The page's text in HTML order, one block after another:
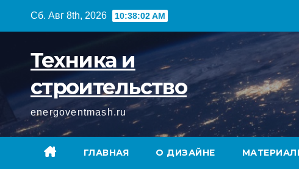
Сб. Авг 8th, 2026 10:38:03 AM
Техника и
строительство
energoventmash.ru
ГЛАВНАЯ О ДИЗАЙНЕ